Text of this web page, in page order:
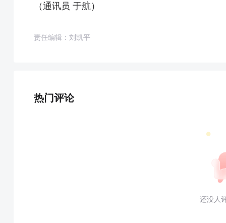
（通讯员 于航）
责任编辑：刘凯平
热门评论
还没人